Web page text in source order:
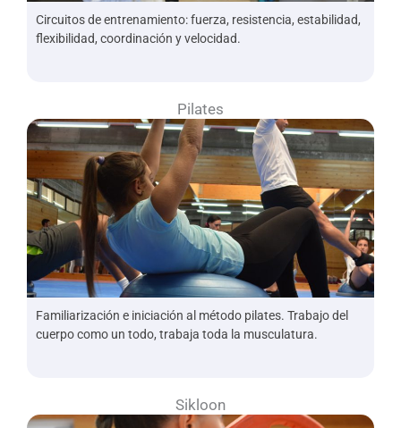
Circuitos de entrenamiento: fuerza, resistencia, estabilidad,
flexibilidad, coordinación y velocidad.
Pilates
Familiarización e iniciación al método pilates. Trabajo del
cuerpo como un todo, trabaja toda la musculatura.
Sikloon